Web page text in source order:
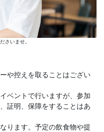
さいませ。
や控えを取ることはござい
ベントで行いますが、参加
証明、保障をすることはあ
ります。予定の飲食物や提